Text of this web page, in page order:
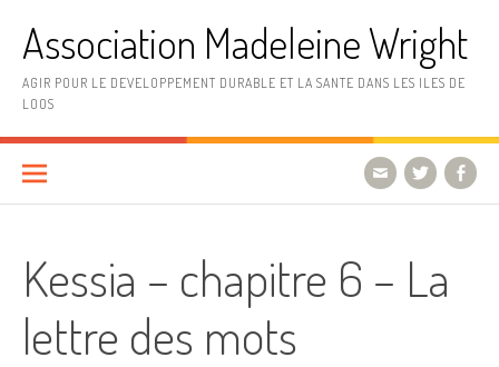
contenuAssociation Madeleine Wright
AGIR POUR LE DEVELOPPEMENT DURABLE ET LA SANTE DANS LES ILES DE
LOOS
Kessia – chapitre 6 – La
lettre des mots